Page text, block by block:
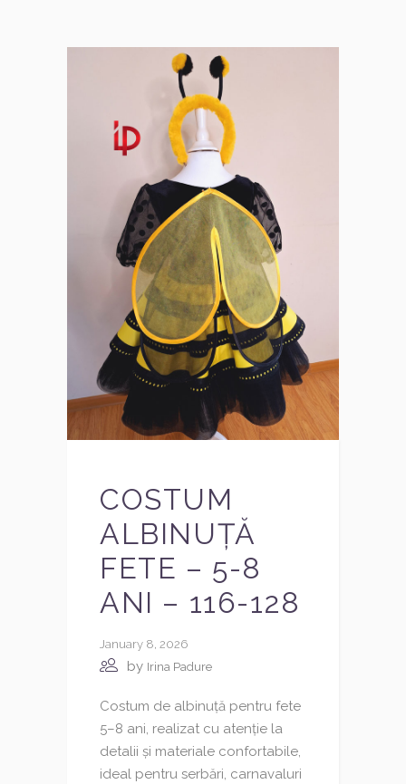
COSTUM
ALBINUȚĂ
FETE – 5-8
ANI – 116-128
January 8, 2026
by Irina Padure
Costum de albinuță pentru fete
5–8 ani, realizat cu atenție la
detalii și materiale confortabile,
ideal pentru serbări, carnavaluri